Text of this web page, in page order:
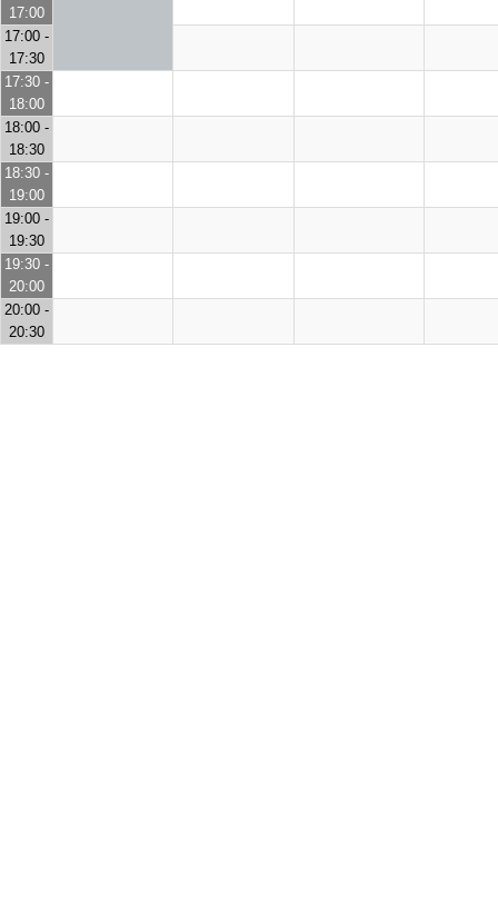
17:00
17:00 -
17:30
17:30 -
18:00
18:00 -
18:30
18:30 -
19:00
19:00 -
19:30
19:30 -
20:00
20:00 -
20:30